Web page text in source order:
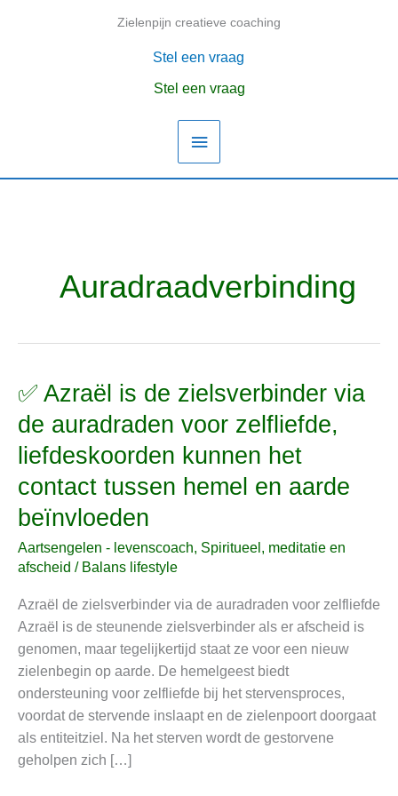
Zielenpijn creatieve coaching
Hoofdmenu
Stel een vraag
Stel een vraag
Auradraadverbinding
✅ Azraël is de zielsverbinder via
de auradraden voor zelfliefde,
liefdeskoorden kunnen het
contact tussen hemel en aarde
beïnvloeden
Aartsengelen - levenscoach, Spiritueel, meditatie en
afscheid / Balans lifestyle
Azraël de zielsverbinder via de auradraden voor zelfliefde
Azraël is de steunende zielsverbinder als er afscheid is
genomen, maar tegelijkertijd staat ze voor een nieuw
zielenbegin op aarde. De hemelgeest biedt
ondersteuning voor zelfliefde bij het stervensproces,
voordat de stervende inslaapt en de zielenpoort doorgaat
als entiteitziel. Na het sterven wordt de gestorvene
geholpen zich […]
✅
is
de
zielsverbinder
via
de
auradraden
voor
liefdeskoorden
kunnen
het
contact
tussen
hemel
en
aarde